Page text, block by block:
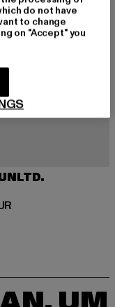
Preis: 28,49 EUR
do not have
to change
on "Accept" you